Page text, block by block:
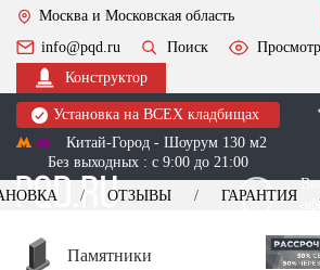
Москва и Московская область
info@pqd.ru
Поиск
Конструктор
Установка на ВСЕХ кладбищах
Китай-Город - Шоурум 130 м2
Без выходных : с 9:00 до 21:00
+7 (495) 518-44-23
ОТЗЫВЫ ГАРАНТИЯ
Памятники